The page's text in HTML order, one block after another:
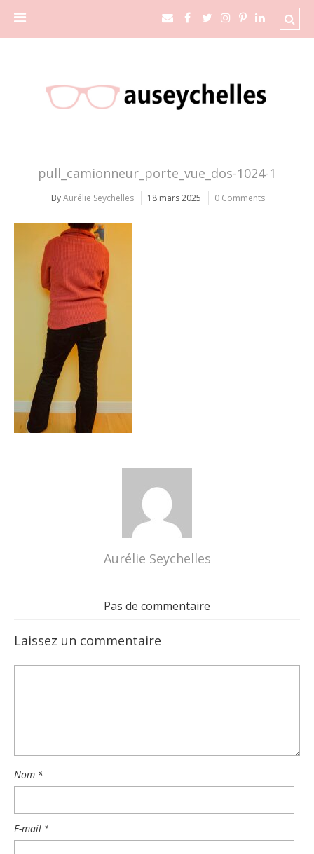
pull_camionneur_porte_vue_dos-1024-1
ByAurélie Seychelles 18 mars 2025 0 Comments
Aurélie Seychelles
Pas de commentaire
Laissez un commentaire
Nom *
E-mail *